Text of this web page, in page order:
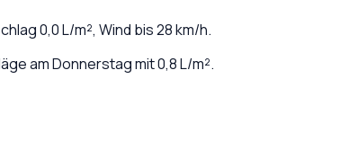
0,0L/m², Wind bis28km/h.
am Donnerstag mit 0,8 L/m².